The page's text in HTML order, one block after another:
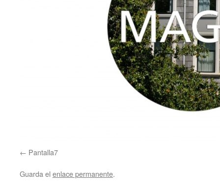
Pantalla7
Guarda el enlace permanente.